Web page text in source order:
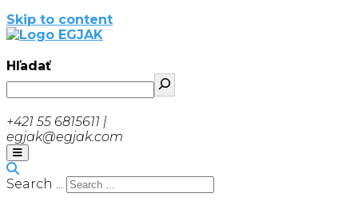
Skip to content
EGJAK
Hľadať
+421 55 6815611 |
egjak@egjak.com
Search ...